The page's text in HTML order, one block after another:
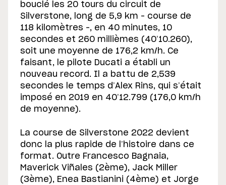
bouclé les 20 tours du circuit de
Silverstone, long de 5,9 km – course de
118 kilomètres –, en 40 minutes, 10
secondes et 260 millièmes (40’10.260),
soit une moyenne de 176,2 km/h. Ce
faisant, le pilote Ducati a établi un
nouveau record. Il a battu de 2,539
secondes le temps d’Alex Rins, qui s’était
imposé en 2019 en 40’12.799 (176,0 km/h
de moyenne).
La course de Silverstone 2022 devient
donc la plus rapide de l’histoire dans ce
format. Outre Francesco Bagnaia,
Maverick Viñales (2ème), Jack Miller
(3ème), Enea Bastianini (4ème) et Jorge